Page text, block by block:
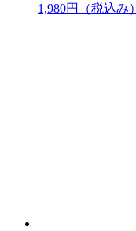
1,980円 （税込み）